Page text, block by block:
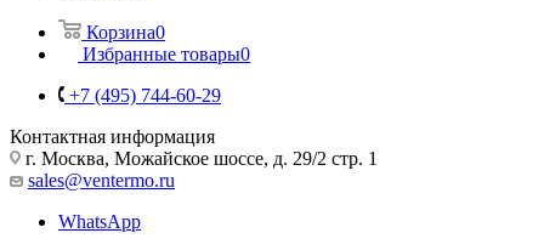
Корзина0
Избранные товары0
+7 (495) 744-60-29
Контактная информация
г. Москва, Можайское шоссе, д. 29/2 стр. 1
sales@ventermo.ru
WhatsApp